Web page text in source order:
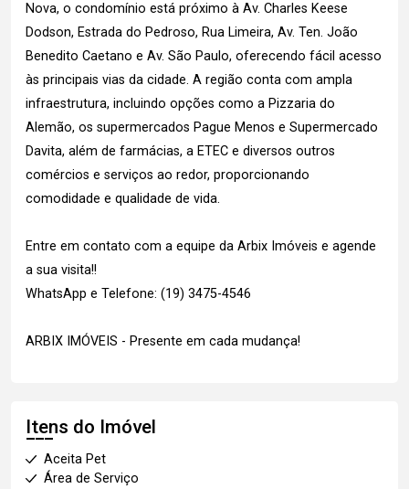
Nova, o condomínio está próximo à Av. Charles Keese
Dodson, Estrada do Pedroso, Rua Limeira, Av. Ten. João
Benedito Caetano e Av. São Paulo, oferecendo fácil acesso
às principais vias da cidade. A região conta com ampla
infraestrutura, incluindo opções como a Pizzaria do
Alemão, os supermercados Pague Menos e Supermercado
Davita, além de farmácias, a ETEC e diversos outros
comércios e serviços ao redor, proporcionando
comodidade e qualidade de vida.
Entre em contato com a equipe da Arbix Imóveis e agende
a sua visita!!
WhatsApp e Telefone: (19) 3475-4546
ARBIX IMÓVEIS - Presente em cada mudança!
Itens do Imóvel
Aceita Pet
Área de Serviço